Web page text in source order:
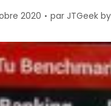
2020 par JTGeek